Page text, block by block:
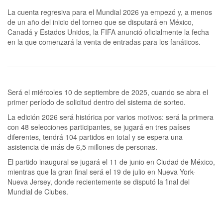
La cuenta regresiva para el Mundial 2026 ya empezó y, a menos
de un año del inicio del torneo que se disputará en México,
Canadá y Estados Unidos, la FIFA anunció oficialmente la fecha
en la que comenzará la venta de entradas para los fanáticos.
Será el miércoles 10 de septiembre de 2025, cuando se abra el
primer período de solicitud dentro del sistema de sorteo.
La edición 2026 será histórica por varios motivos: será la primera
con 48 selecciones participantes, se jugará en tres países
diferentes, tendrá 104 partidos en total y se espera una
asistencia de más de 6,5 millones de personas.
El partido inaugural se jugará el 11 de junio en Ciudad de México,
mientras que la gran final será el 19 de julio en Nueva York-
Nueva Jersey, donde recientemente se disputó la final del
Mundial de Clubes.